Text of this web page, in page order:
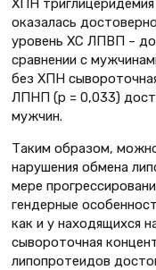
ХПН триглицеридемия
оказалась
уровень ХС ЛПВП –
сравнении с
без ХПН
ЛПНП (р = 0,033)
мужчин.
Таким образом,
нарушения обмена
мере
гендерные
как и у находящихся
сывороточная
липопротеидов